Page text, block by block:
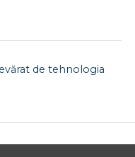
de tehnologia